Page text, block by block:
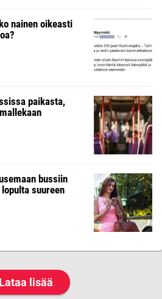
nainen oikeasti
paikasta,
bussiin
suureen
Lataa lisää